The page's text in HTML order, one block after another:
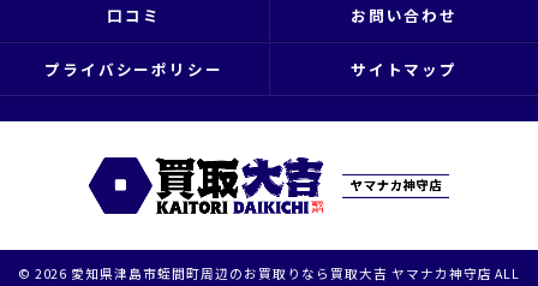
口コミ お問い合わせ
プライバシーポリシー サイトマップ
© 2026 愛知県津島市蛭間町周辺のお買取りなら買取大吉 ヤマナカ神守店 ALL